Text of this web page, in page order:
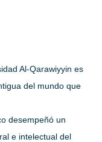
Al-Qarawiyyin es
del mundo que
desempeñó un
e intelectual del